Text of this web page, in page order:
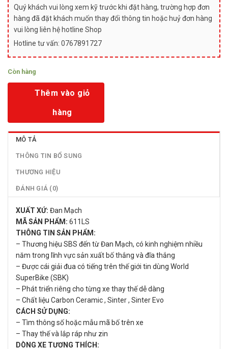
Quý khách vui lòng xem kỹ trước khi đặt hàng, trường hợp đơn
hàng đã đặt khách muốn thay đổi thông tin hoặc huỷ đơn hàng
vui lòng liên hệ hotline Shop
Hotline tư vấn: 0767891727
Còn hàng
Thêm vào giỏ
hàng
MÔ TẢ
THÔNG TIN BỔ SUNG
THƯƠNG HIỆU
ĐÁNH GIÁ (0)
XUẤT XỨ: Đan Mạch
MÃ SẢN PHẨM: 611LS
THÔNG TIN SẢN PHẨM:
– Thương hiệu SBS đến từ Đan Mạch, có kinh nghiệm nhiều
năm trong lĩnh vực sản xuất bố thắng và đĩa thắng
– Được cái giải đua có tiếng trên thế giới tin dùng World
SuperBike (SBK)
– Phát triển riêng cho từng xe thay thế dễ dàng
– Chất liệu Carbon Ceramic , Sinter , Sinter Evo
CÁCH SỬ DỤNG:
– Tìm thông số hoặc mẫu mã bố trên xe
– Thay thế và lắp ráp như zin
DÒNG XE TƯƠNG THÍCH: